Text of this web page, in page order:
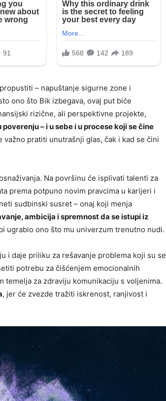
– napuštanje sigurne zone i
ono što Bik izbegava, ovaj put biće
rizične, ali perspektivne projekte,
poverenju – i u sebe i u procese koji se čine
pratiti unutrašnji glas, čak i kad se čini
Na površinu će isplivati talenti za
prema potpuno novim pravcima u karijeri i
sudbinski susret – onaj koji menja
ambicija i spremnost da se istupi iz
ugrabio ono što mu univerzum trenutno nudi.
i daje priliku za rešavanje problema koji su se
potrebu za čišćenjem emocionalnih
temelja za zdraviju komunikaciju s voljenima.
, jer će zvezde tražiti iskrenost, ranjivost i